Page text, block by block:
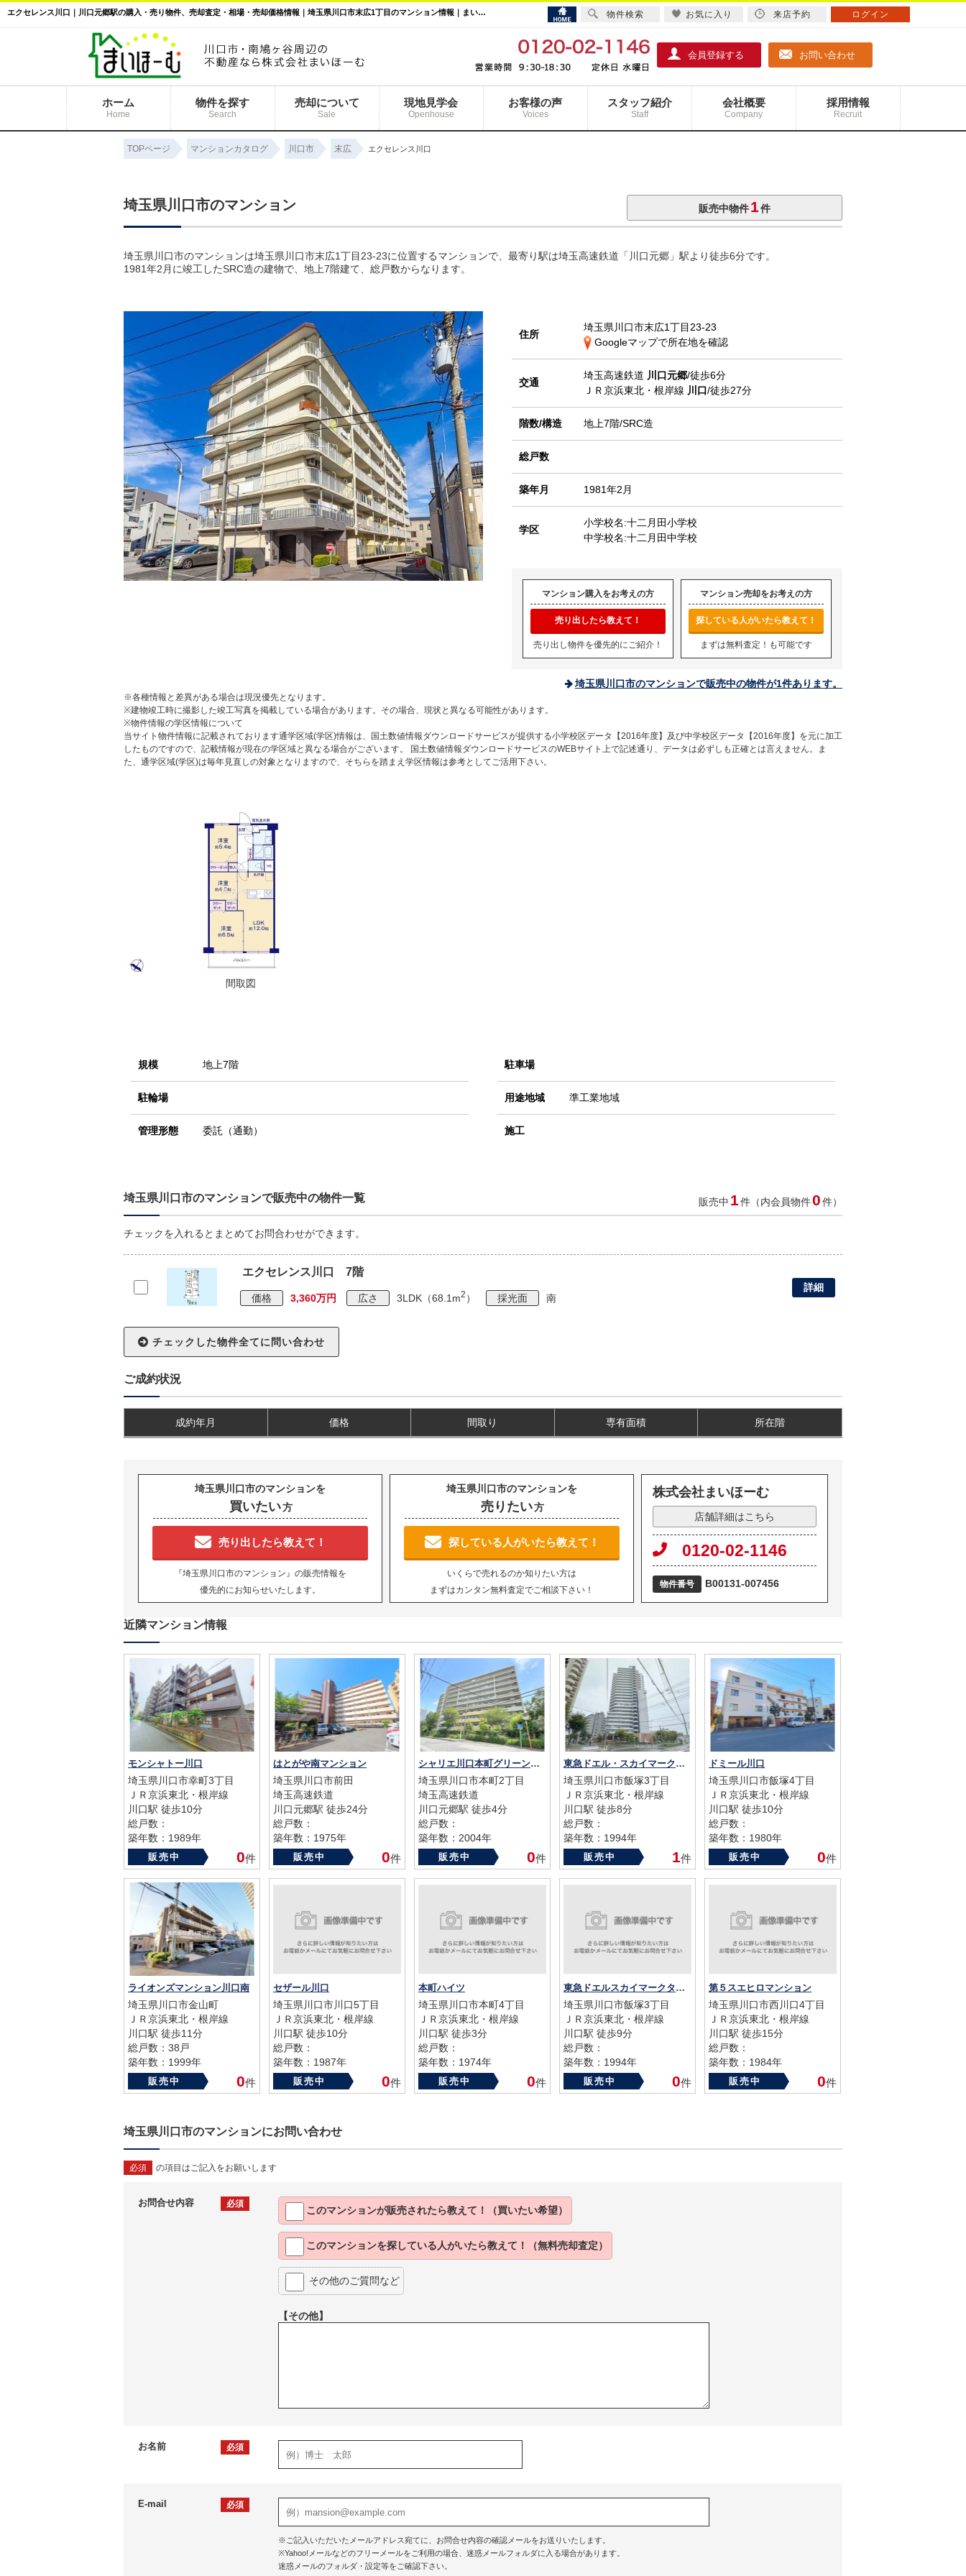
エクセレンス川口｜川口元郷駅の購入・売り物件、売却査定・相場・売却価格情報｜埼玉県川口市末広1丁目のマンション情報｜まいほーむ
会員登録する お問い合わせ
ホーム
Home
物件を探す
Search
売却について
Sale
現地見学会
Openhouse
お客様の声
Voices
スタッフ紹介
Staff
会社概要
Company
採用情報
Recruit
TOPページ マンションカタログ 川口市 末広 エクセレンス川口
埼玉県川口市のマンション 販売中物件1件
埼玉県川口市のマンションは埼玉県川口市末広1丁目23-23に位置するマンションで、最寄り駅は埼玉高速鉄道「川口元郷」駅より徒歩6分です。
1981年2月に竣工したSRC造の建物で、地上7階建て、総戸数からなります。
住所
埼玉県川口市末広1丁目23-23
Googleマップで所在地を確認
交通
埼玉高速鉄道 川口元郷/徒歩6分
ＪＲ京浜東北・根岸線 川口/徒歩27分
階数/構造 地上7階/SRC造
総戸数
築年月 1981年2月
学区
小学校名:十二月田小学校
中学校名:十二月田中学校
マンション購入をお考えの方
売り出したら教えて！
売り出し物件を優先的にご紹介！
マンション売却をお考えの方
探している人がいたら教えて！
まずは無料査定！も可能です
埼玉県川口市のマンションで販売中の物件が1件あります。
※各種情報と差異がある場合は現況優先となります。
※建物竣工時に撮影した竣工写真を掲載している場合があります。その場合、現状と異なる可能性があります。
※物件情報の学区情報について
当サイト物件情報に記載されております通学区域(学区)情報は、国土数値情報ダウンロードサービスが提供する小学校区データ【2016年度】及び中学校区データ【2016年度】を元に加工
したものですので、記載情報が現在の学区域と異なる場合がございます。 国土数値情報ダウンロードサービスのWEBサイト上で記述通り、データは必ずしも正確とは言えません。ま
た、通学区域(学区)は毎年見直しの対象となりますので、そちらを踏まえ学区情報は参考としてご活用下さい。
間取図
規模 地上7階
駐輪場
管理形態 委託（通勤）
駐車場
用途地域 準工業地域
施工
埼玉県川口市のマンションで販売中の物件一覧 販売中 1件（内会員物件0件）
チェックを入れるとまとめてお問合わせができます。
エクセレンス川口 7階
価格 3,360万円 広さ 3LDK（68.1m2 ） 採光面 南
詳細
ご成約状況
成約年月 価格 間取り 専有面積 所在階
埼玉県川口市のマンションを
買いたい方
売り出したら教えて！
『埼玉県川口市のマンション』の販売情報を
優先的にお知らせいたします。
埼玉県川口市のマンションを
売りたい方
探している人がいたら教えて！
いくらで売れるのか知りたい方は
まずはカンタン無料査定でご相談下さい！
株式会社まいほーむ
店舗詳細はこちら
0120-02-1146
物件番号 B00131-007456
近隣マンション情報
モンシャトー川口
埼玉県川口市幸町3丁目
ＪＲ京浜東北・根岸線
川口駅 徒歩10分
総戸数：
築年数：1989年
販売中 0件
はとがや南マンション
埼玉県川口市前田
埼玉高速鉄道
川口元郷駅 徒歩24分
総戸数：
築年数：1975年
販売中 0件
シャリエ川口本町グリーンマークス
埼玉県川口市本町2丁目
埼玉高速鉄道
川口元郷駅 徒歩4分
総戸数：
築年数：2004年
販売中 0件
東急ドエル・スカイマークタワー川口
埼玉県川口市飯塚3丁目
ＪＲ京浜東北・根岸線
川口駅 徒歩8分
総戸数：
築年数：1994年
販売中 1件
ドミール川口
埼玉県川口市飯塚4丁目
ＪＲ京浜東北・根岸線
川口駅 徒歩10分
総戸数：
築年数：1980年
販売中 0件
ライオンズマンション川口南
埼玉県川口市金山町
ＪＲ京浜東北・根岸線
川口駅 徒歩11分
総戸数：38戸
築年数：1999年
販売中 0件
セザール川口
埼玉県川口市川口5丁目
ＪＲ京浜東北・根岸線
川口駅 徒歩10分
総戸数：
築年数：1987年
販売中 0件
本町ハイツ
埼玉県川口市本町4丁目
ＪＲ京浜東北・根岸線
川口駅 徒歩3分
総戸数：
築年数：1974年
販売中 0件
東急ドエルスカイマークタワー川口
埼玉県川口市飯塚3丁目
ＪＲ京浜東北・根岸線
川口駅 徒歩9分
総戸数：
築年数：1994年
販売中 0件
第５スエヒロマンション
埼玉県川口市西川口4丁目
ＪＲ京浜東北・根岸線
川口駅 徒歩15分
総戸数：
築年数：1984年
販売中 0件
埼玉県川口市のマンションにお問い合わせ
必須 の項目はご記入をお願いします
お問合せ内容 必須
このマンションが販売されたら教えて！（買いたい希望）
このマンションを探している人がいたら教えて！（無料売却査定）
その他のご質問など
【その他】
お名前 必須
E-mail 必須
※ご記入いただいたメールアドレス宛てに、お問合せ内容の確認メールをお送りいたします。
※Yahoo!メールなどのフリーメールをご利用の場合、迷惑メールフォルダに入る場合があります。
迷惑メールのフォルダ・設定等をご確認下さい。
物件検索 お気に入り 来店予約 ログイン